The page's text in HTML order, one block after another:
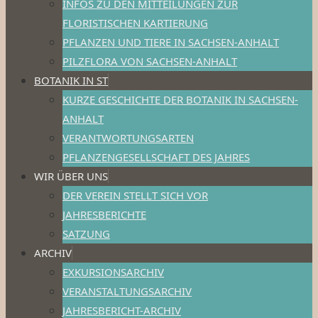
INFOS ZU DEN MITTEILUNGEN ZUR
FLORISTISCHEN KARTIERUNG
PFLANZEN UND TIERE IN SACHSEN-ANHALT
PILZFLORA VON SACHSEN-ANHALT
BOTANIK IN ST
KURZE GESCHICHTE DER BOTANIK IN SACHSEN-
ANHALT
VERANTWORTUNGSARTEN
PFLANZENGESELLSCHAFT DES JAHRES
WIR ÜBER UNS
DER VEREIN STELLT SICH VOR
JAHRESBERICHTE
SATZUNG
ARCHIV
EXKURSIONSARCHIV
VERANSTALTUNGSARCHIV
JAHRESBERICHT-ARCHIV